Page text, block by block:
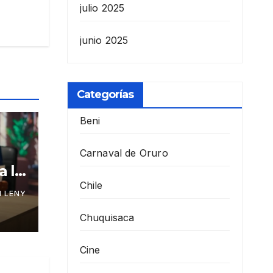
la
LENY
julio 2025
junio 2025
Categorías
Beni
Carnaval de Oruro
Chile
Chuquisaca
Cine